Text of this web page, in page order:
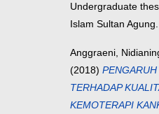
Undergraduate
Islam Sultan Agung.
Anggraeni,
(2018)
TERHADAP
KEMOTERAPI